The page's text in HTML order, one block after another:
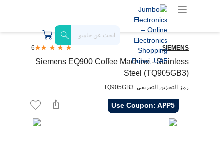
SIEMENS
6
Siemens EQ900 Coffee Machine - Stainless
Steel (TQ905GB3)
رمز التخزين التعريفي: TQ905GB3
Use Coupon: APP5